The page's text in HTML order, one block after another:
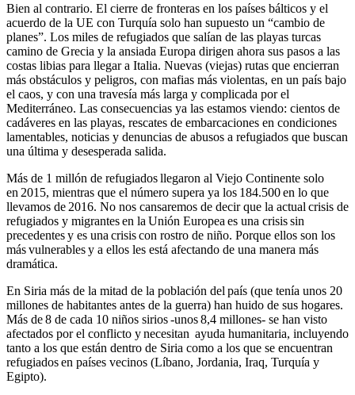
Bien al contrario. El cierre de fronteras en los países bálticos y el
acuerdo de la UE con Turquía solo han supuesto un “cambio de
planes”. Los miles de refugiados que salían de las playas turcas
camino de Grecia y la ansiada Europa dirigen ahora sus pasos a las
costas libias para llegar a Italia. Nuevas (viejas) rutas que encierran
más obstáculos y peligros, con mafias más violentas, en un país bajo
el caos, y con una travesía más larga y complicada por el
Mediterráneo. Las consecuencias ya las estamos viendo: cientos de
cadáveres en las playas, rescates de embarcaciones en condiciones
lamentables, noticias y denuncias de abusos a refugiados que buscan
una última y desesperada salida.
Más de 1 millón de refugiados llegaron al Viejo Continente solo
en 2015, mientras que el número supera ya los 184.500 en lo que
llevamos de 2016. No nos cansaremos de decir que la actual crisis de
refugiados y migrantes en la Unión Europea es una crisis sin
precedentes y es una crisis con rostro de niño. Porque ellos son los
más vulnerables y a ellos les está afectando de una manera más
dramática.
En Siria más de la mitad de la población del país (que tenía unos 20
millones de habitantes antes de la guerra) han huido de sus hogares.
Más de 8 de cada 10 niños sirios -unos 8,4 millones- se han visto
afectados por el conflicto y necesitan ayuda humanitaria, incluyendo
tanto a los que están dentro de Siria como a los que se encuentran
refugiados en países vecinos (Líbano, Jordania, Iraq, Turquía y
Egipto).